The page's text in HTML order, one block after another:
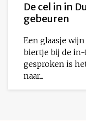
De cel in in
gebeuren
Een glaasje
biertje bij de
gesproken is
naar...